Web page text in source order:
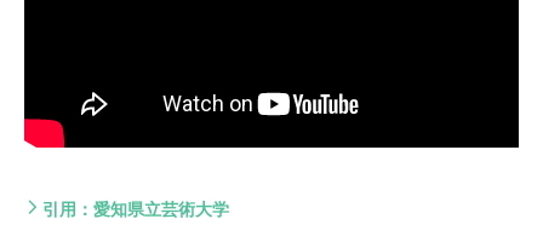
引用：愛知県立芸術大学